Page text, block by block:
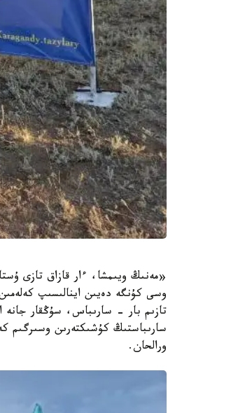
«مەنىڭ ويىمشا، ءار قازاق تازى
وسى كۇنگە دەيىن اينالىسىپ
تازىم بار - سارىباس، سۇڭقار جانە
سارىباستىڭ كۇشىكتەرىن وسىرگىم
ورالحان.